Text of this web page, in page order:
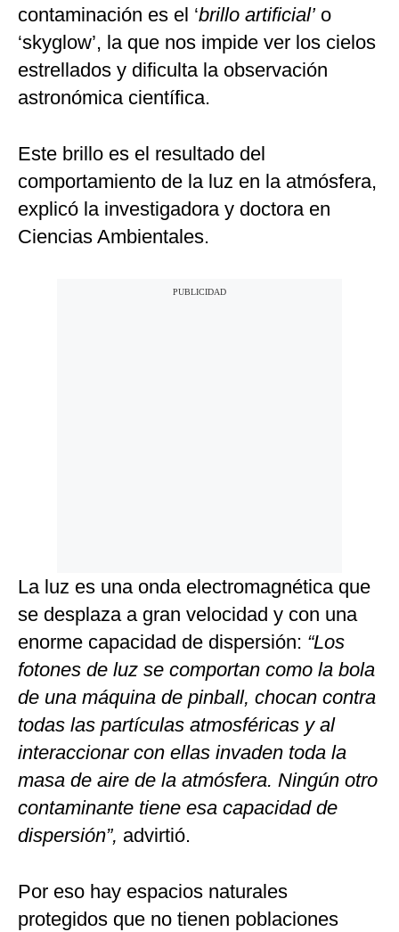
contaminación es el ‘brillo artificial’ o
‘skyglow’, la que nos impide ver los cielos
estrellados y dificulta la observación
astronómica científica.
Este brillo es el resultado del
comportamiento de la luz en la atmósfera,
explicó la investigadora y doctora en
Ciencias Ambientales.
La luz es una onda electromagnética que
se desplaza a gran velocidad y con una
enorme capacidad de dispersión: “Los
fotones de luz se comportan como la bola
de una máquina de pinball, chocan contra
todas las partículas atmosféricas y al
interaccionar con ellas invaden toda la
masa de aire de la atmósfera. Ningún otro
contaminante tiene esa capacidad de
dispersión”, advirtió.
Por eso hay espacios naturales
protegidos que no tienen poblaciones